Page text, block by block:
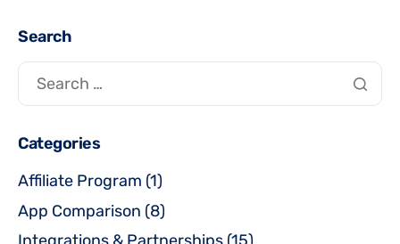
Search
Categories
Affiliate Program (1)
App Comparison (8)